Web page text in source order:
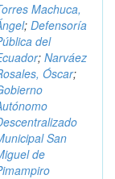
Machuca,
; Defensoría
del
; Narváez
Óscar;
San
de